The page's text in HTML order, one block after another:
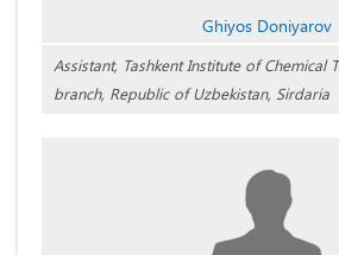
Ghiyos Doniyarov
Assistant, Tashkent Institute of Chemical
branch, Republic of Uzbekistan, Sirdaria